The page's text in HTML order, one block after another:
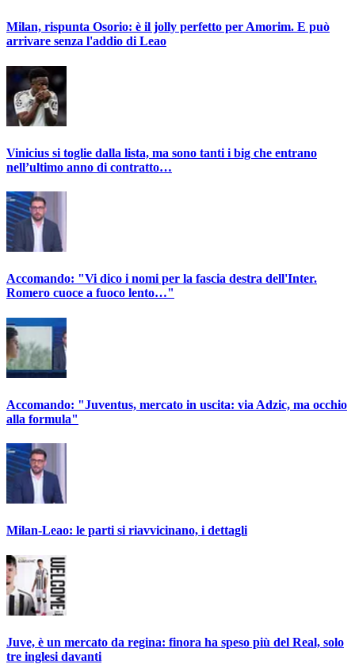
Milan, rispunta Osorio: è il jolly perfetto per Amorim. E può
arrivare senza l'addio di Leao
Vinicius si toglie dalla lista, ma sono tanti i big che entrano
nell’ultimo anno di contratto…
Accomando: "Vi dico i nomi per la fascia destra dell'Inter.
Romero cuoce a fuoco lento…"
Accomando: "Juventus, mercato in uscita: via Adzic, ma occhio
alla formula"
Milan-Leao: le parti si riavvicinano, i dettagli
Juve, è un mercato da regina: finora ha speso più del Real, solo
tre inglesi davanti